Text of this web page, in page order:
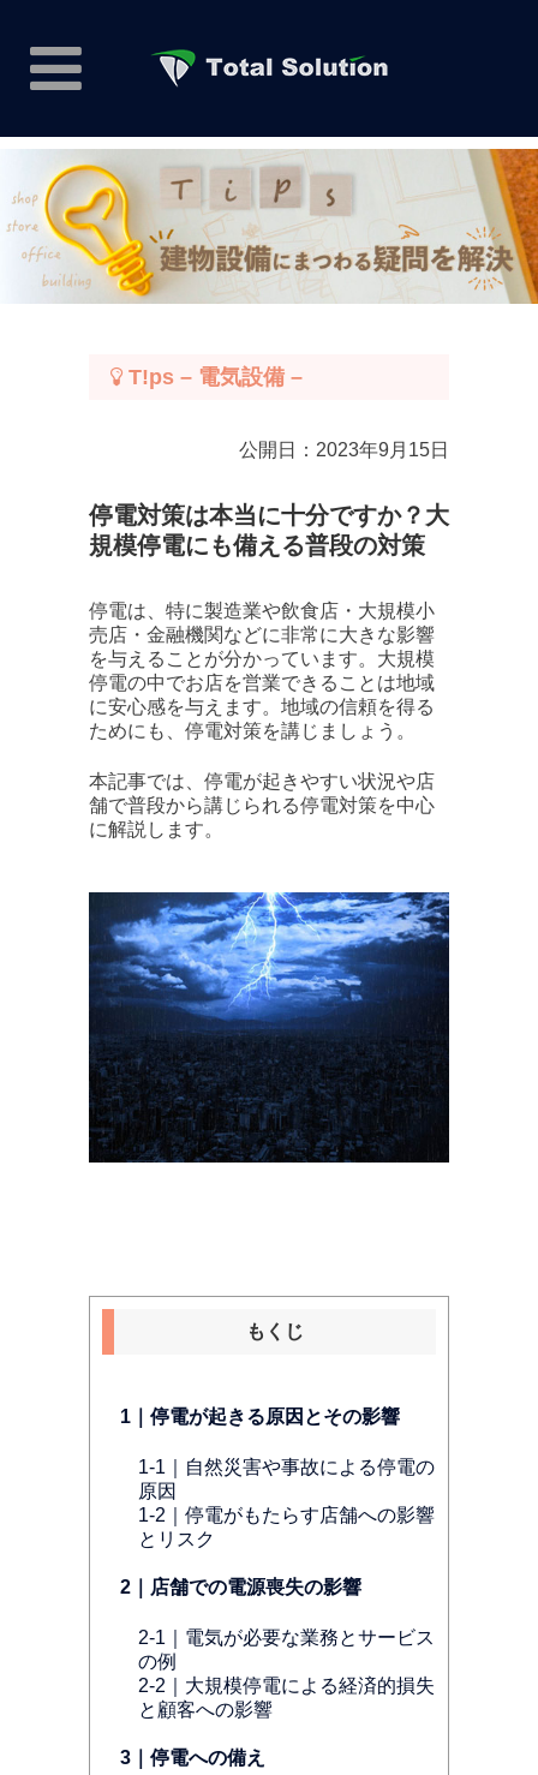
T!ps – 電気設備 –
公開日：2023年9月15日
停電対策は本当に十分ですか？大
規模停電にも備える普段の対策
停電は、特に製造業や飲食店・大規模小
売店・金融機関などに非常に大きな影響
を与えることが分かっています。大規模
停電の中でお店を営業できることは地域
に安心感を与えます。地域の信頼を得る
ためにも、停電対策を講じましょう。
本記事では、停電が起きやすい状況や店
舗で普段から講じられる停電対策を中心
に解説します。
もくじ
1｜停電が起きる原因とその影響
1-1｜自然災害や事故による停電の
原因
1-2｜停電がもたらす店舗への影響
とリスク
2｜店舗での電源喪失の影響
2-1｜電気が必要な業務とサービス
の例
2-2｜大規模停電による経済的損失
と顧客への影響
3｜停電への備え